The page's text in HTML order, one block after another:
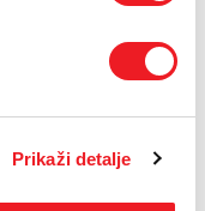
Prikaži detalje
donosimo na temelju
političkih pritisaka
a u svezi s ponovnim